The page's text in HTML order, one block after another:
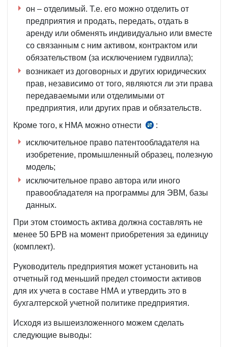
он – отделимый. Т.е. его можно отделить от
предприятия и продать, передать, отдать в
аренду или обменять индивидуально или вместе
со связанным с ним активом, контрактом или
обязательством (за исключением гудвилла);
возникает из договорных и других юридических
прав, независимо от того, являются ли эти права
передаваемыми или отделимыми от
предприятия, или других прав и обязательств.
Кроме того, к НМА можно отнести
п.
10
НСБУ
№1485
27.06.2005
г.
:
исключительное право патентообладателя на
изобретение, промышленный образец, полезную
модель;
исключительное право автора или иного
правообладателя на программы для ЭВМ, базы
данных.
При этом стоимость актива должна составлять не
менее 50 БРВ на момент приобретения за единицу
(комплект).
Руководитель предприятия может установить на
отчетный год меньший предел стоимости активов
для их учета в составе НМА и утвердить это в
бухгалтерской учетной политике предприятия.
Исходя из вышеизложенного можем сделать
следующие выводы: